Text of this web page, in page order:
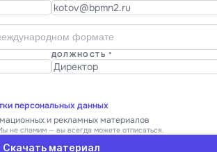
ДОЛЖНОСТЬ *
персональных данных
и рекламных материалов
не спамим — вы всегда можете отписаться.
Скачать материал